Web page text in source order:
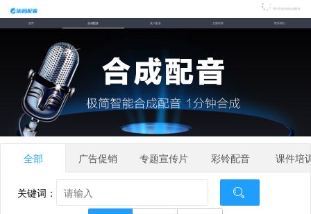
简约在线智能合成配音
首页 合成配音 真人配音 主播列表 联系我们
全部 广告促销 专题宣传片 彩铃配音 课件培
关键词：